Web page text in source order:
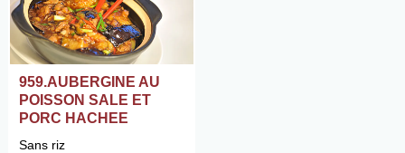
959.AUBERGINE AU
POISSON SALE ET
PORC HACHEE
Sans riz